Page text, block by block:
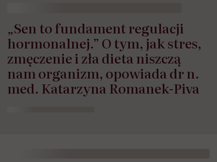
„Sen to fundament regulacji
hormonalnej.” O tym, jak stres,
zmęczenie i zła dieta niszczą
nam organizm, opowiada dr n.
med. Katarzyna Romanek-Piva